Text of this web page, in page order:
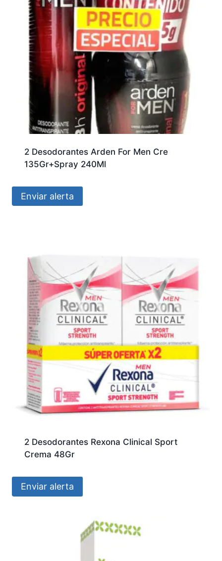
2 Desodorantes Arden For Men Cre
135Gr+Spray 240Ml
Enviar alerta
2 Desodorantes Rexona Clinical Sport
Crema 48Gr
Enviar alerta